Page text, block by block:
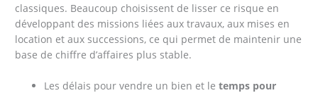
classiques. Beaucoup choisissent de lisser ce risque en
développant des missions liées aux travaux, aux mises en
location et aux successions, ce qui permet de maintenir une
base de chiffre d’affaires plus stable.
Les délais pour vendre un bien et letemps pour